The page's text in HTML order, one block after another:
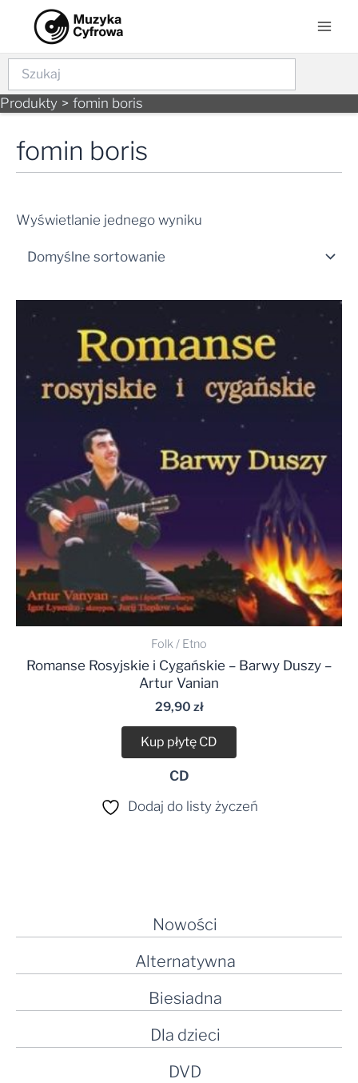
content
Szukaj
Produkty fomin boris
Nowości
Alternatywna
Biesiadna
Dla dzieci
DVD
fomin boris
Wyświetlanie jednego wyniku
Folk / Etno
Romanse Rosyjskie i Cygańskie – Barwy Duszy –
Artur Vanian
29,90 zł
Kup płytę CD
CD
Dodaj do listy życzeń